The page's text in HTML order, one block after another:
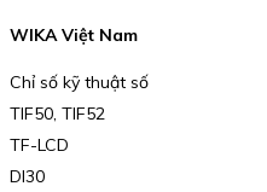
WIKA Việt Nam
Chỉ số kỹ thuật số
TIF50, TIF52
TF-LCD
DI30